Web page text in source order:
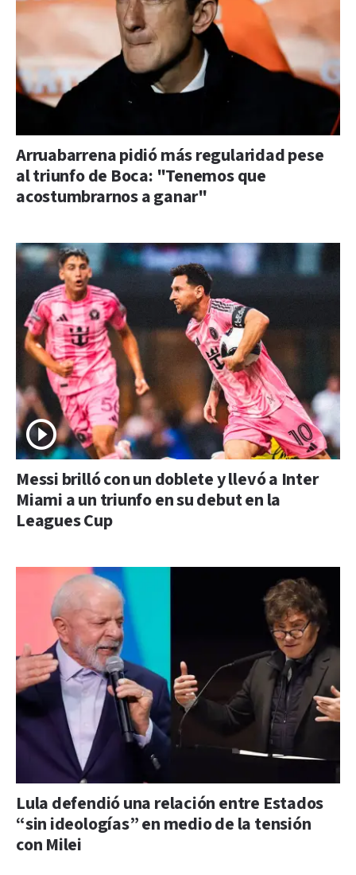
Arruabarrena pidió más regularidad pese
al triunfo de Boca: "Tenemos que
acostumbrarnos a ganar"
Messi brilló con un doblete y llevó a Inter
Miami a un triunfo en su debut en la
Leagues Cup
Lula defendió una relación entre Estados
“sin ideologías” en medio de la tensión
con Milei